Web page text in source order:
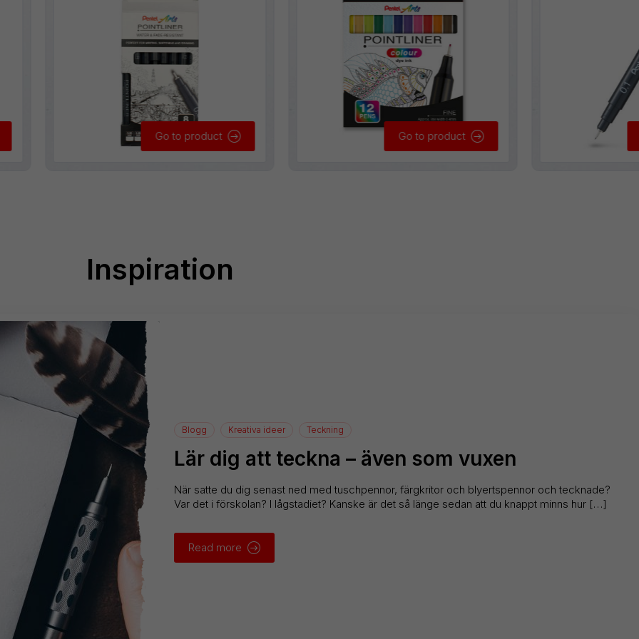
Go to product Go to product
Inspiration
Blogg Kreativa ideer Teckning
Lär dig att teckna – även som vuxen
När satte du dig senast ned med tuschpennor, färgkritor och blyertspennor och tecknade?
Var det i förskolan? I lågstadiet? Kanske är det så länge sedan att du knappt minns hur […]
Read more